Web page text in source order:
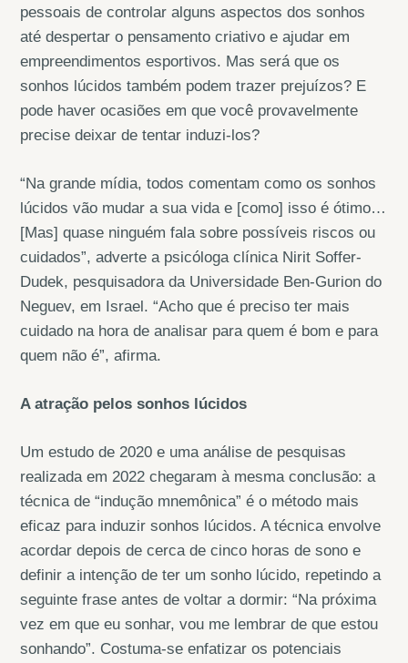
pessoais de controlar alguns aspectos dos sonhos
até despertar o pensamento criativo e ajudar em
empreendimentos esportivos. Mas será que os
sonhos lúcidos também podem trazer prejuízos? E
pode haver ocasiões em que você provavelmente
precise deixar de tentar induzi-los?
“Na grande mídia, todos comentam como os sonhos
lúcidos vão mudar a sua vida e [como] isso é ótimo…
[Mas] quase ninguém fala sobre possíveis riscos ou
cuidados”, adverte a psicóloga clínica Nirit Soffer-
Dudek, pesquisadora da Universidade Ben-Gurion do
Neguev, em Israel. “Acho que é preciso ter mais
cuidado na hora de analisar para quem é bom e para
quem não é”, afirma.
A atração pelos sonhos lúcidos
Um estudo de 2020 e uma análise de pesquisas
realizada em 2022 chegaram à mesma conclusão: a
técnica de “indução mnemônica” é o método mais
eficaz para induzir sonhos lúcidos. A técnica envolve
acordar depois de cerca de cinco horas de sono e
definir a intenção de ter um sonho lúcido, repetindo a
seguinte frase antes de voltar a dormir: “Na próxima
vez em que eu sonhar, vou me lembrar de que estou
sonhando”. Costuma-se enfatizar os potenciais